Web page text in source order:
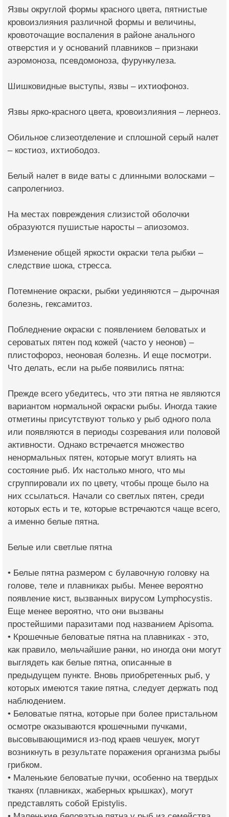
Язвы округлой формы красного цвета, пятнистые
кровоизлияния различной формы и величины,
кровоточащие воспаления в районе анального
отверстия и у оснований плавников – признаки
аэромоноза, псевдомоноза, фурункулеза.
Шишковидные выступы, язвы – ихтиофоноз.
Язвы ярко-красного цвета, кровоизлияния – лернеоз.
Обильное слизеотделение и сплошной серый налет
– костиоз, ихтиободоз.
Белый налет в виде ваты с длинными волосками –
сапролегниоз.
На местах повреждения слизистой оболочки
образуются пушистые наросты – апиозомоз.
Изменение общей яркости окраски тела рыбки –
следствие шока, стресса.
Потемнение окраски, рыбки уединяются – дырочная
болезнь, гексамитоз.
Побледнение окраски с появлением беловатых и
сероватых пятен под кожей (часто у неонов) –
плистофороз, неоновая болезнь. И еще посмотри.
Что делать, если на рыбе появились пятна:
Прежде всего убедитесь, что эти пятна не являются
вариантом нормальной окраски рыбы. Иногда такие
отметины присутствуют только у рыб одного пола
или появляются в периоды созревания или половой
активности. Однако встречается множество
ненормальных пятен, которые могут влиять на
состояние рыб. Их настолько много, что мы
сгруппировали их по цвету, чтобы проще было на
них ссылаться. Начали со светлых пятен, среди
которых есть и те, которые встречаются чаще всего,
а именно белые пятна.
Белые или светлые пятна
• Белые пятна размером с булавочную головку на
голове, теле и плавниках рыбы. Менее вероятно
появление кист, вызванных вирусом Lymphocystis.
Еще менее вероятно, что они вызваны
простейшими паразитами под названием Apisoma.
• Крошечные беловатые пятна на плавниках - это,
как правило, мельчайшие ранки, но иногда они могут
выглядеть как белые пятна, описанные в
предыдущем пункте. Вновь приобретенных рыб, у
которых имеются такие пятна, следует держать под
наблюдением.
• Беловатые пятна, которые при более пристальном
осмотре оказываются крошечными пучками,
высовывающимися из-под краев чешуек, могут
возникнуть в результате поражения организма рыбы
грибком.
• Маленькие беловатые пучки, особенно на твердых
тканях (плавниках, жаберных крышках), могут
представлять собой Epistylis.